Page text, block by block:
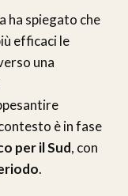
ha spiegato che
efficaci le
una
è in fase
per il Sud, con
.